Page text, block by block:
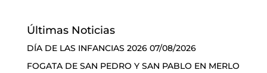
Últimas Noticias
DÍA DE LAS INFANCIAS 2026 07/08/2026
FOGATA DE SAN PEDRO Y SAN PABLO EN MERLO